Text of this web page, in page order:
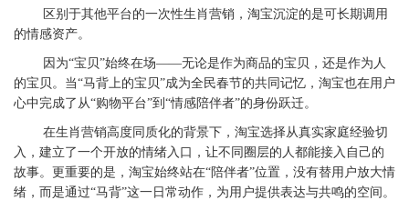
区别于其他平台的一次性生肖营销，淘宝沉淀的是可长期调用
的情感资产。
因为“宝贝”始终在场——无论是作为商品的宝贝，还是作为人
的宝贝。当“马背上的宝贝”成为全民春节的共同记忆，淘宝也在用户
心中完成了从“购物平台”到“情感陪伴者”的身份跃迁。
在生肖营销高度同质化的背景下，淘宝选择从真实家庭经验切
入，建立了一个开放的情绪入口，让不同圈层的人都能接入自己的
故事。更重要的是，淘宝始终站在“陪伴者”位置，没有替用户放大情
绪，而是通过“马背”这一日常动作，为用户提供表达与共鸣的空间。